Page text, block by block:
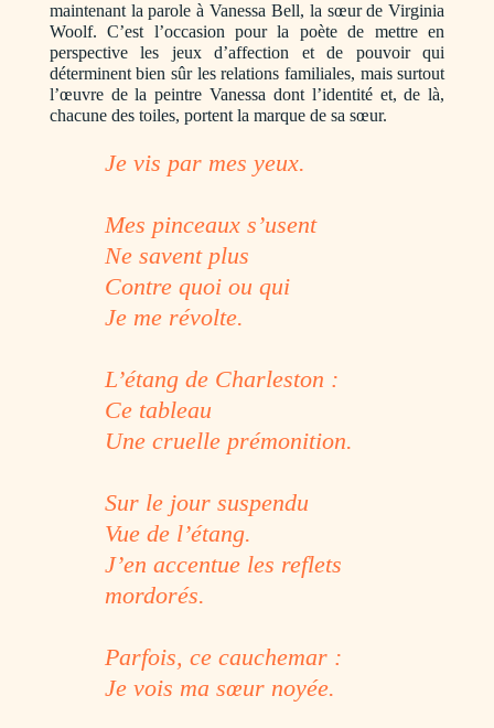
maintenant la parole à Vanessa Bell, la sœur de Virginia
Woolf. C’est l’occasion pour la poète de mettre en
perspective les jeux d’affection et de pouvoir qui
déterminent bien sûr les relations familiales, mais surtout
l’œuvre de la peintre Vanessa dont l’identité et, de là,
chacune des toiles, portent la marque de sa sœur.
Je vis par mes yeux.
Mes pinceaux s’usent
Ne savent plus
Contre quoi ou qui
Je me révolte.
L’étang de Charleston :
Ce tableau
Une cruelle prémonition.
Sur le jour suspendu
Vue de l’étang.
J’en accentue les reflets
mordorés.
Parfois, ce cauchemar :
Je vois ma sœur noyée.